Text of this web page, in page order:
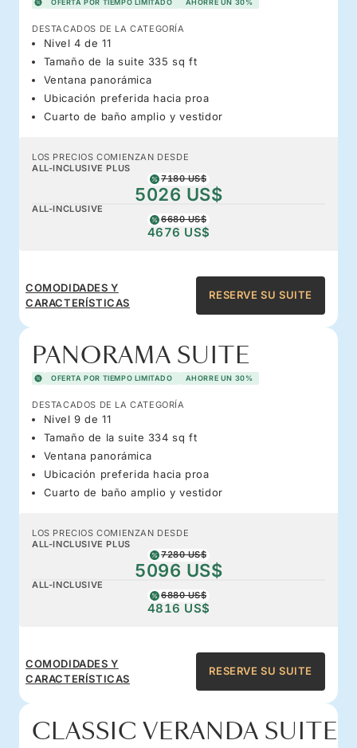
DESTACADOS DE LA CATEGORÍA
Nivel 4 de 11
Tamaño de la suite 335 sq ft
Ventana panorámica
Ubicación preferida hacia proa
Cuarto de baño amplio y vestidor
LOS PRECIOS COMIENZAN DESDE
ALL-INCLUSIVE PLUS
7180 US$
5026 US$
ALL-INCLUSIVE
6680 US$
4676 US$
COMODIDADES Y
CARACTERÍSTICAS
RESERVE SU SUITE
PANORAMA SUITE
OFERTA POR TIEMPO LIMITADO AHORRE UN 30%
DESTACADOS DE LA CATEGORÍA
Nivel 9 de 11
Tamaño de la suite 334 sq ft
Ventana panorámica
Ubicación preferida hacia proa
Cuarto de baño amplio y vestidor
LOS PRECIOS COMIENZAN DESDE
ALL-INCLUSIVE PLUS
7280 US$
5096 US$
ALL-INCLUSIVE
6880 US$
4816 US$
COMODIDADES Y
CARACTERÍSTICAS
RESERVE SU SUITE
CLASSIC VERANDA SUITE